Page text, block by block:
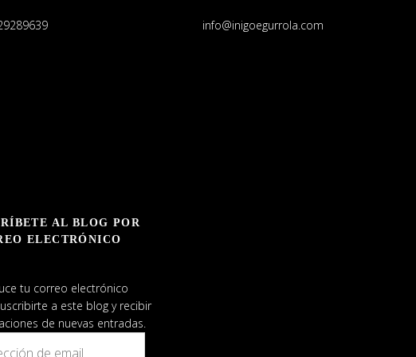
info@inigoegurrola.com
AL BLOG POR
ELECTRÓNICO
tu correo electrónico
a este blog y recibir
de nuevas entradas.